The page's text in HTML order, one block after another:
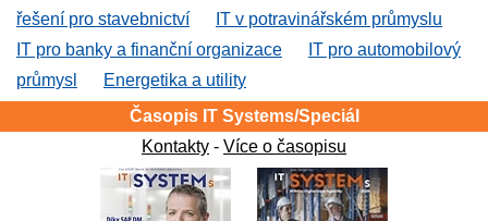
řešení pro stavebnictví
IT v potravinářském průmyslu
IT pro banky a finanční organizace
IT pro automobilový
průmysl
Energetika a utility
Časopis IT Systems/Speciál
Kontakty - Více o časopisu